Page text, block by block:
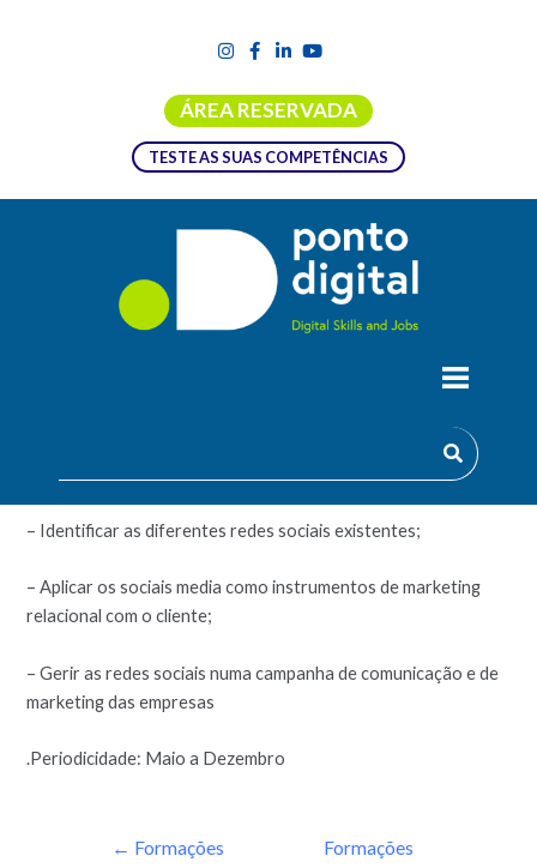
ÁREA RESERVADA
TESTE AS SUAS COMPETÊNCIAS
– Identificar as diferentes redes sociais existentes;
– Aplicar os sociais media como instrumentos de marketing
relacional com o cliente;
– Gerir as redes sociais numa campanha de comunicação e de
marketing das empresas
.Periodicidade: Maio a Dezembro
← Formações
Formações